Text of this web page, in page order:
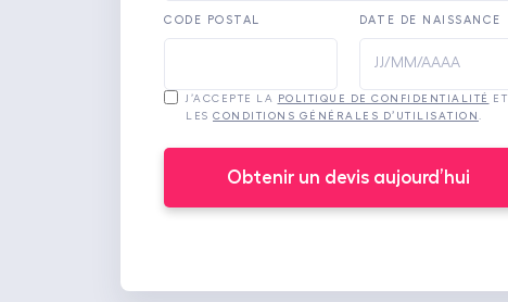
CODE POSTAL DATE DE NAISSANCE
J’ACCEPTE LA POLITIQUE DE CONFIDENTIALITÉ
ET
LES CONDITIONS GÉNÉRALES D’UTILISATION